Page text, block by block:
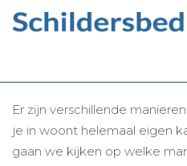
Ga terug naar het overzicht
Er zijn verschillende
je in woont helemaal eigen
gaan we kijken op welke